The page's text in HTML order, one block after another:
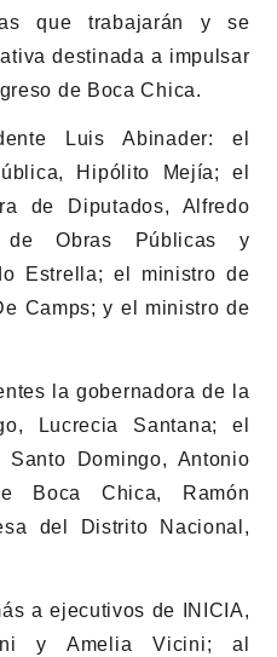
que trabajarán y se
destinada a impulsar
de Boca Chica.
Luis Abinader: el
Hipólito Mejía; el
de Diputados, Alfredo
Obras Públicas y
Estrella; el ministro de
Camps; y el ministro de
la gobernadora de la
Lucrecia Santana; el
Domingo, Antonio
Boca Chica,
Ramón
del Distrito Nacional,
a ejecutivos de INICIA,
yAmelia Vicini; al